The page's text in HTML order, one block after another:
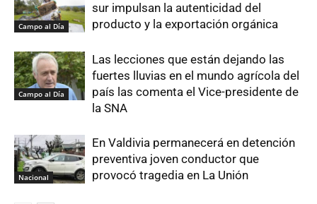
Campo al Día
sur impulsan la autenticidad del
producto y la exportación orgánica
Campo al Día
Las lecciones que están dejando las
fuertes lluvias en el mundo agrícola del
país las comenta el Vice-presidente de
la SNA
Nacional
En Valdivia permanecerá en detención
preventiva joven conductor que
provocó tragedia en La Unión